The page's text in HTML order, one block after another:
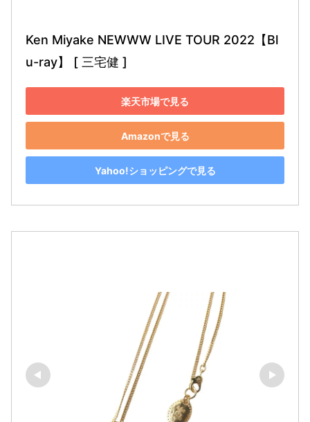
Ken Miyake NEWWW LIVE TOUR 2022【Bl
u-ray】 [ 三宅健 ]
楽天市場で見る
Amazonで見る
Yahoo!ショッピングで見る